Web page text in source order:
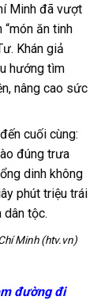
Minh đã vượt
ăn tinh
Khán giả
hướng tìm
nâng cao sức
cuối cùng:
đúng trưa
dinh không
phút triệu trái
dân tộc.
Minh (htv.vn)
đường đi